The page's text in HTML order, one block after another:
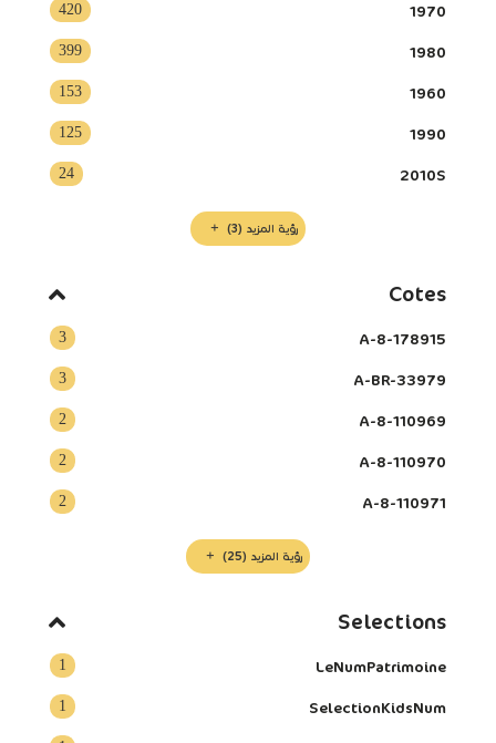
420 1970
399 1980
153 1960
125 1990
24 2010S
رؤية المزيد
Cotes
3 A-8-178915
3 A-BR-33979
2 A-8-110969
2 A-8-110970
2 A-8-110971
رؤية المزيد
Selections
1 LeNumPatrimoine
1 SelectionKidsNum